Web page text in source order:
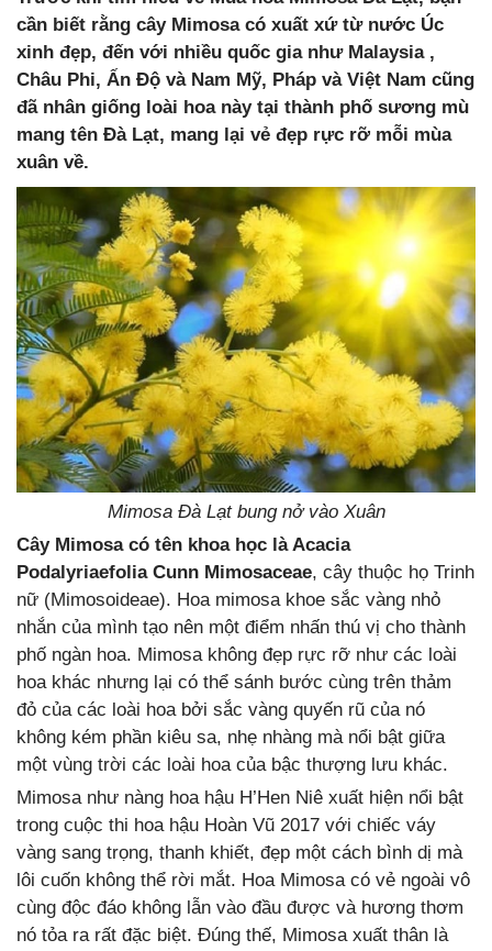
cần biết rằng cây Mimosa có xuất xứ từ nước Úc
xinh đẹp, đến với nhiều quốc gia như Malaysia ,
Châu Phi, Ấn Độ và Nam Mỹ, Pháp và Việt Nam cũng
đã nhân giống loài hoa này tại thành phố sương mù
mang tên Đà Lạt, mang lại vẻ đẹp rực rỡ mỗi mùa
xuân về.
Mimosa Đà Lạt bung nở vào Xuân
Cây Mimosa có tên khoa học là Acacia
Podalyriaefolia Cunn Mimosaceae, cây thuộc họ Trinh
nữ (Mimosoideae). Hoa mimosa khoe sắc vàng nhỏ
nhắn của mình tạo nên một điểm nhấn thú vị cho thành
phố ngàn hoa. Mimosa không đẹp rực rỡ như các loài
hoa khác nhưng lại có thể sánh bước cùng trên thảm
đỏ của các loài hoa bởi sắc vàng quyến rũ của nó
không kém phần kiêu sa, nhẹ nhàng mà nổi bật giữa
một vùng trời các loài hoa của bậc thượng lưu khác.
Mimosa như nàng hoa hậu H’Hen Niê xuất hiện nổi bật
trong cuộc thi hoa hậu Hoàn Vũ 2017 với chiếc váy
vàng sang trọng, thanh khiết, đẹp một cách bình dị mà
lôi cuốn không thể rời mắt. Hoa Mimosa có vẻ ngoài vô
cùng độc đáo không lẫn vào đầu được và hương thơm
nó tỏa ra rất đặc biệt. Đúng thế, Mimosa xuất thân là